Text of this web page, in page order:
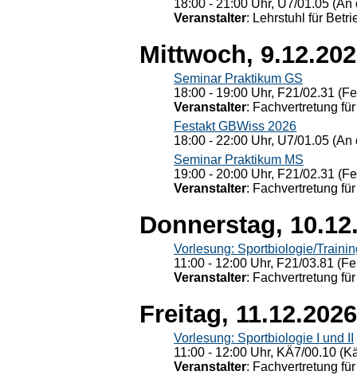
18:00 - 21:00 Uhr, U7/01.05
Veranstalter: Lehrstuhl für
Mittwoch,
Seminar Praktikum GS
18:00 - 19:00 Uhr, F21/02.31
Veranstalter: Fachvertretung
Festakt GBWiss 2026
18:00 - 22:00 Uhr, U7/01.05
Seminar Praktikum MS
19:00 - 20:00 Uhr, F21/02.31
Veranstalter: Fachvertretung
Donnerstag,
Vorlesung: Sportbiologie/
11:00 - 12:00 Uhr, F21/03.81
Veranstalter: Fachvertretung
Freitag, 11.12.2026
Vorlesung: Sportbiologie I und II
11:00 - 12:00 Uhr, KÄ7/00.10
Veranstalter: Fachvertretung